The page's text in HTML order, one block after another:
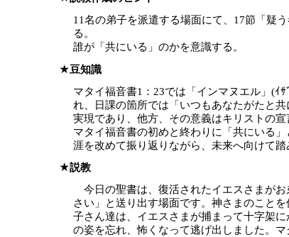
11名の弟子を派遣する場面にて、17節「疑
る。
誰が「共にいる」のかを意識する。
豆知識
マタイ福音書1：23では「インマヌエル」(ｲ
れ、日課の箇所では「いつもあなたがたと
実現であり、他方、その意義はキリストの宣
マタイ福音書の初めと終わりに「共にいる
涯を改めて振り返りながら、未来へ向けて踏
説教
今日の聖書は、復活されたイエスさまが
さい」と送り出す場面です。神さまのこと
子さん達は、イエスさまが捕まって十字架
の姿を忘れ、怖くなって逃げ出しました。